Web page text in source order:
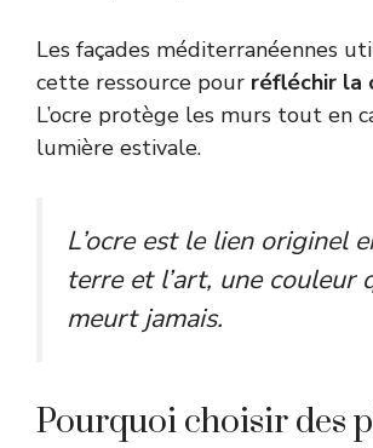
Les façades méditerranéennes
cette ressource pour réfléchir la
L’ocre protège les murs tout en
lumière estivale.
L’ocre est le lien originel
terre et l’art, une couleur
meurt jamais.
Pourquoi choisir des